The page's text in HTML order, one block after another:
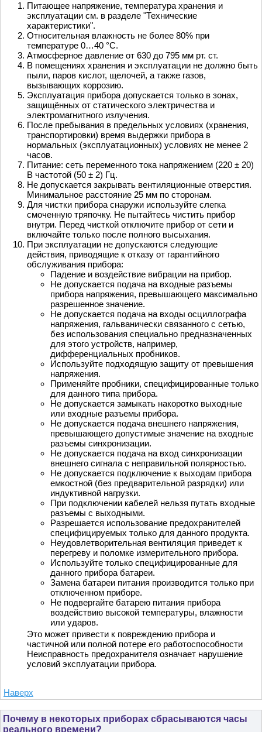
Питающее напряжение, температура хранения и
эксплуатации см. в разделе "Технические
характеристики".
Относительная влажность не более 80% при
температуре 0…40 °С.
Атмосферное давление от 630 до 795 мм рт. ст.
В помещениях хранения и эксплуатации не должно быть
пыли, паров кислот, щелочей, а также газов,
вызывающих коррозию.
Эксплуатация прибора допускается только в зонах,
защищённых от статического электричества и
электромагнитного излучения.
После пребывания в предельных условиях (хранения,
транспортировки) время выдержки прибора в
нормальных (эксплуатационных) условиях не менее 2
часов.
Питание: сеть переменного тока напряжением (220 ± 20)
В частотой (50 ± 2) Гц.
Не допускается закрывать вентиляционные отверстия.
Минимальное расстояние 25 мм по сторонам.
Для чистки прибора снаружи используйте слегка
смоченную тряпочку. Не пытайтесь чистить прибор
внутри. Перед чисткой отключите прибор от сети и
включайте только после полного высыхания.
При эксплуатации не допускаются следующие
действия, приводящие к отказу от гарантийного
обслуживания прибора:
Падение и воздействие вибрации на прибор.
Не допускается подача на входные разъемы
прибора напряжения, превышающего максимально
разрешенное значение.
Не допускается подача на входы осциллографа
напряжения, гальванически связанного с сетью,
без использования специально предназначенных
для этого устройств, например,
дифференциальных пробников.
Используйте подходящую защиту от превышения
напряжения.
Применяйте пробники, специфицированные только
для данного типа прибора.
Не допускается замыкать накоротко выходные
или входные разъемы прибора.
Не допускается подача внешнего напряжения,
превышающего допустимые значение на входные
разъемы синхронизации.
Не допускается подача на вход синхронизации
внешнего сигнала с неправильной полярностью.
Не допускается подключение к выходам прибора
емкостной (без предварительной разрядки) или
индуктивной нагрузки.
При подключении кабелей нельзя путать входные
разъемы с выходными.
Разрешается использование предохранителей
специфицируемых только для данного продукта.
Неудовлетворительная вентиляция приведет к
перегреву и поломке измерительного прибора.
Используйте только специфицированные для
данного прибора батареи.
Замена батареи питания производится только при
отключенном приборе.
Не подвергайте батарею питания прибора
воздействию высокой температуры, влажности
или ударов.
Это может привести к повреждению прибора и
частичной или полной потере его работоспособности
Неисправность предохранителя означает нарушение
условий эксплуатации прибора.
Наверх
Почему в некоторых приборах сбрасываются часы
реального времени?